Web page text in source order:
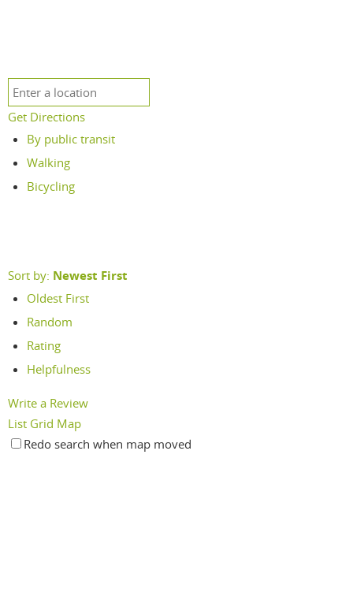
Get Directions
By public transit
Walking
Bicycling
Sort by: Newest First
Oldest First
Random
Rating
Helpfulness
Write a Review
List Grid Map
Redo search when map moved